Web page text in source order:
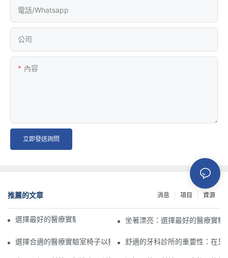
電話/whatsapp
公司
內容
立即發送詢問
推薦的文章 資源
項目
消息
選擇最好的醫療實驗室椅子以舒適和效率坐著漂亮：選擇最好的醫療實驗
選擇合適的醫療實驗室椅子以獲得最佳舒適性和效率的重要性
舒適的牙科診所的重要性：在